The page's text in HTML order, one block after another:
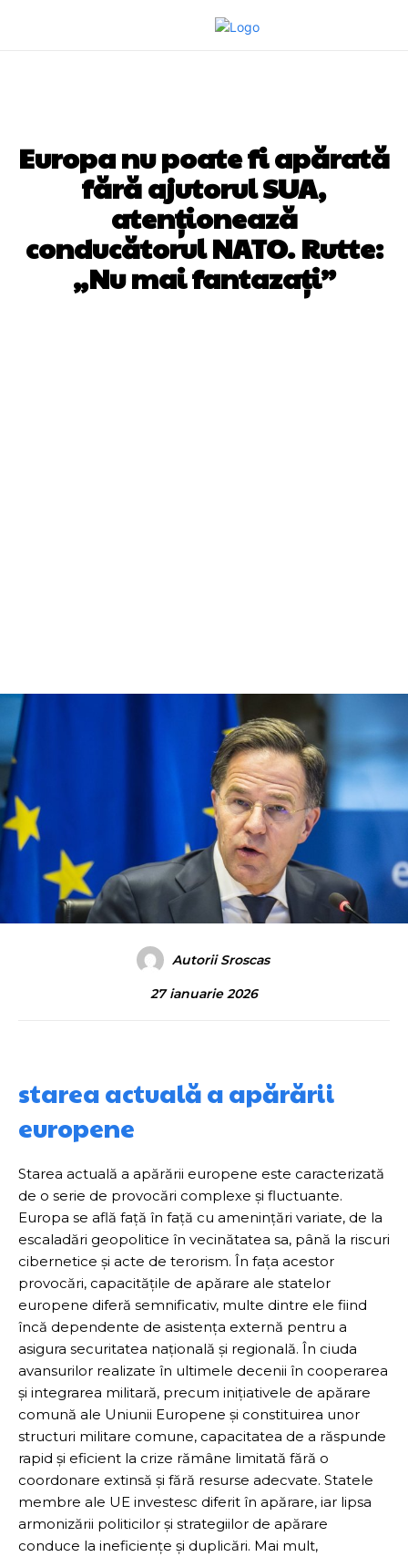
Europa nu poate fi apărată
fără ajutorul SUA,
atenționează
conducătorul NATO. Rutte:
„Nu mai fantazați”
Autorii Sroscas
27 ianuarie 2026
starea actuală a apărării
europene
Starea actuală a apărării europene este caracterizată
de o serie de provocări complexe și fluctuante.
Europa se află față în față cu amenințări variate, de la
escaladări geopolitice în vecinătatea sa, până la riscuri
cibernetice și acte de terorism. În fața acestor
provocări, capacitățile de apărare ale statelor
europene diferă semnificativ, multe dintre ele fiind
încă dependente de asistența externă pentru a
asigura securitatea națională și regională. În ciuda
avansurilor realizate în ultimele decenii în cooperarea
și integrarea militară, precum inițiativele de apărare
comună ale Uniunii Europene și constituirea unor
structuri militare comune, capacitatea de a răspunde
rapid și eficient la crize rămâne limitată fără o
coordonare extinsă și fără resurse adecvate. Statele
membre ale UE investesc diferit în apărare, iar lipsa
armonizării politicilor și strategiilor de apărare
conduce la ineficiențe și duplicări. Mai mult,